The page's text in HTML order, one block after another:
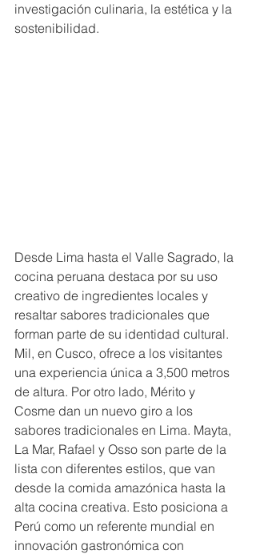
investigación culinaria, la estética y la
sostenibilidad.
Desde Lima hasta el Valle Sagrado, la
cocina peruana destaca por su uso
creativo de ingredientes locales y
resaltar sabores tradicionales que
forman parte de su identidad cultural.
Mil, en Cusco, ofrece a los visitantes
una experiencia única a 3,500 metros
de altura. Por otro lado, Mérito y
Cosme dan un nuevo giro a los
sabores tradicionales en Lima. Mayta,
La Mar, Rafael y Osso son parte de la
lista con diferentes estilos, que van
desde la comida amazónica hasta la
alta cocina creativa. Esto posiciona a
Perú como un referente mundial en
innovación gastronómica con